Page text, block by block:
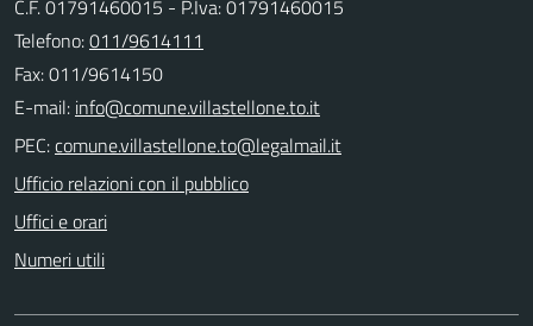
C.F. 01791460015 - P.Iva: 01791460015
Telefono:011/9614111
Fax: 011/9614150
E-mail:
PEC:
Ufficio relazioni con il pubblico
Uffici e orari
Numeri utili